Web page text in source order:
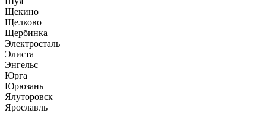
Щекино
Щелково
Щербинка
Электросталь
Элиста
Энгельс
Юрга
Юрюзань
Ялуторовск
Ярославль